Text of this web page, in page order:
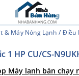
NHABANHANG.COM
& Máy Nóng Lạnh
Điều
1 HP CU/CS-
Máy lạnh bán chạy